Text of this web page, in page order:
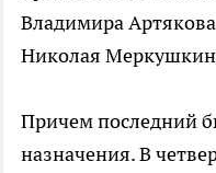
Владимира
Николая
Причем последний
назначения. В